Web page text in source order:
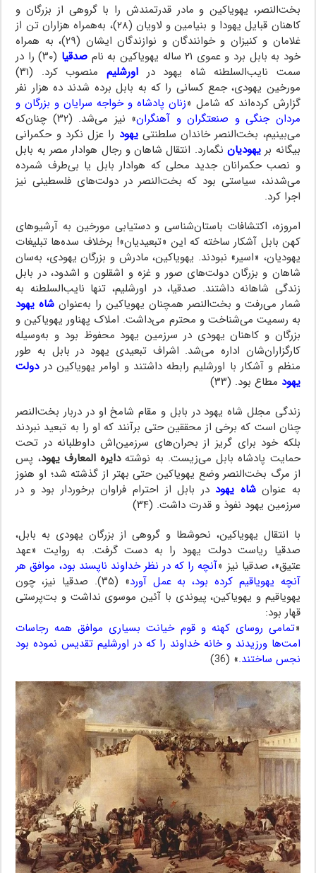
بخت‌النصر، یهویاکین و مادر قدرتمندش را با گروهی از بزرگان و
کاهنان قبایل یهودا و بنیامین و لاویان (۲۸)، به‌همراه هزاران تن از
غلامان و کنیزان و خوانندگان و نوازندگان ایشان (۲۹)، به همراه
خود به بابل برد و عموی ۲۱ ساله یهویاکین به نام
صدقیا
(۳۰) را در
سمت نایب‌السلطنه شاه یهود دراورشلیم
منصوب کرد. (۳۱)
مورخین یهودی، جمع کسانی را که به بابل برده شدند ده هزار نفر
گزارش کرده‌اند که شامل «زنان پادشاه و خواجه سرایان و بزرگان و
مردان جنگی و صنعتگران و آهنگران
» نیز می‌شد. (۳۲) چنان‌که
می‌بینیم، بخت‌النصر خاندان سلطنتییهود را عزل نکرد و حکمرانی
بیگانه بر یهودیاننگمارد. انتقال شاهان و رجال هوادار مصر به بابل
و نصب حکمرانان جدید محلی که هوادار بابل یا بی‌طرف شمرده
می‌شدند، سیاستی بود که بخت‌النصر در دولت‌های فلسطینی نیز
اجرا کرد.
امروزه، اکتشافات باستان‌شناسی و دستیابی مورخین به آرشیوهای
کهن بابل آشکار ساخته که این «تبعیدیان»! برخلاف سده‌ها تبلیغات
یهودیان، «اسیر» نبودند. یهویاکین، مادرش و بزرگان یهودی، به‌سان
شاهان و بزرگان دولت‌های صور و غزه و اشقلون و اشدود، در بابل
زندگی شاهانه داشتند. صدقیا، در اورشلیم، تنها نایب‌السلطنه به
شمار می‌رفت و بخت‌النصر همچنان یهویاکین را به‌عنوان شاه یهود
به رسمیت می‌شناخت و محترم می‌داشت. املاک پهناور یهویاکین و
بزرگان و کاهنان یهودی در سرزمین یهود محفوظ بود و به‌وسیله
کارگزاران‌شان اداره می‌شد. اشراف تبعیدی یهود در بابل به طور
منظم و آشکار با اورشلیم رابطه داشتند و اوامر یهویاکین دردولت
یهود مطاع بود. (۳۳)
زندگی مجلل شاه یهود در بابل و مقام شامخ او در دربار بخت‌النصر
چنان است که برخی از محققین حتی برآنند که او را به تبعید نبردند
بلکه خود برای گریز از بحران‌های سرزمین‌اش داوطلبانه در تحت
حمایت پادشاه بابل می‌زیست. به نوشتهدایره المعارف یهود، پس
از مرگ بخت‌النصر وضع یهویاکین حتی بهتر از گذشته شد؛ او هنوز
به عنوانشاه یهود در بابل از احترام فراوان برخوردار بود و در
سرزمین یهود نفوذ و قدرت داشت. (۳۴)
با انتقال یهویاکین، نحوشطا و گروهی از بزرگان یهودی به بابل،
صدقیا ریاست دولت یهود را به دست گرفت. به روایت «عهد
عتیق»، صدقیا نیز «آنچه را که در نظر خداوند ناپسند بود، موافق هر
آنچه یهویاقیم کرده بود، به عمل آورد
» (۳۵). صدقیا نیز، چون
یهویاقیم و یهویاکین، پیوندی با آئین موسوی نداشت و بت‌پرستی
قهار بود:
«تمامی روسای کهنه و قوم خیانت بسیاری موافق همه رجاسات
امت‌ها ورزیدند و خانه خداوند را که در اورشلیم تقدیس نموده بود
نجس ساختند.» (36)